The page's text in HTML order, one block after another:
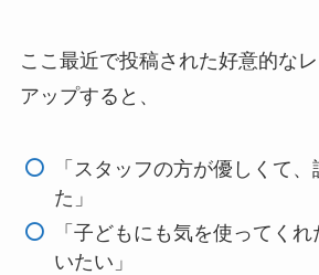
ここ最近で投稿された好意的な
アップすると、
「スタッフの方が優しくて
た」
「子どもにも気を使ってく
いたい」